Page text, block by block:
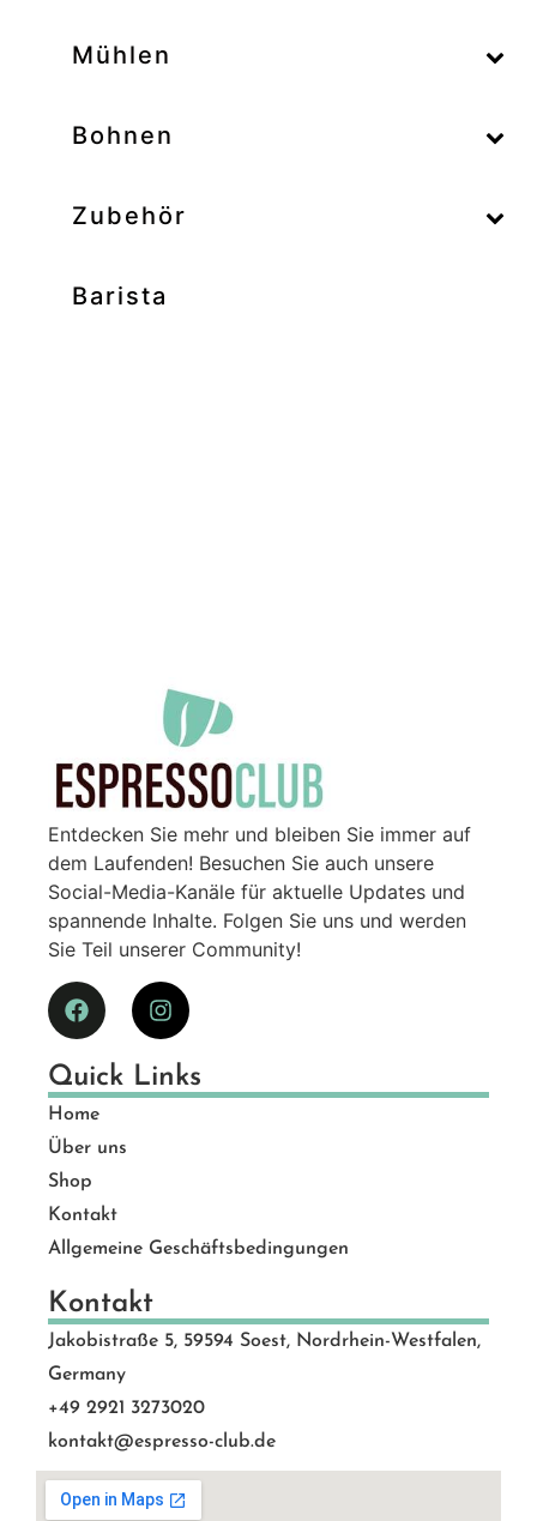
Mühlen
–
Bohnen
–
Zubehör
Barista
Entdecken Sie mehr und bleiben Sie immer auf
dem Laufenden! Besuchen Sie auch unsere
Social-Media-Kanäle für aktuelle Updates und
spannende Inhalte. Folgen Sie uns und werden
Sie Teil unserer Community!
Quick Links
Home
Über uns
Shop
Kontakt
Allgemeine Geschäftsbedingungen
Kontakt
Jakobistraße 5, 59594 Soest, Nordrhein-Westfalen,
Germany
+49 2921 3273020
kontakt@espresso-club.de